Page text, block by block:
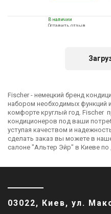
В наличии
Оставить отзыв
воздух-воздух
Fischer QUANTUM
-30°C
Цена
26 877 грн28 900 грн
Купить
Fischer - немецкий бренд
набором необходимых функций
комфорте круглый год. Fischer
кондиционеров под ваши
уступая качеством и
сделать заказ вы можете в
салоне "Альтер Эйр" в Киеве по
03022, Киев, ул.